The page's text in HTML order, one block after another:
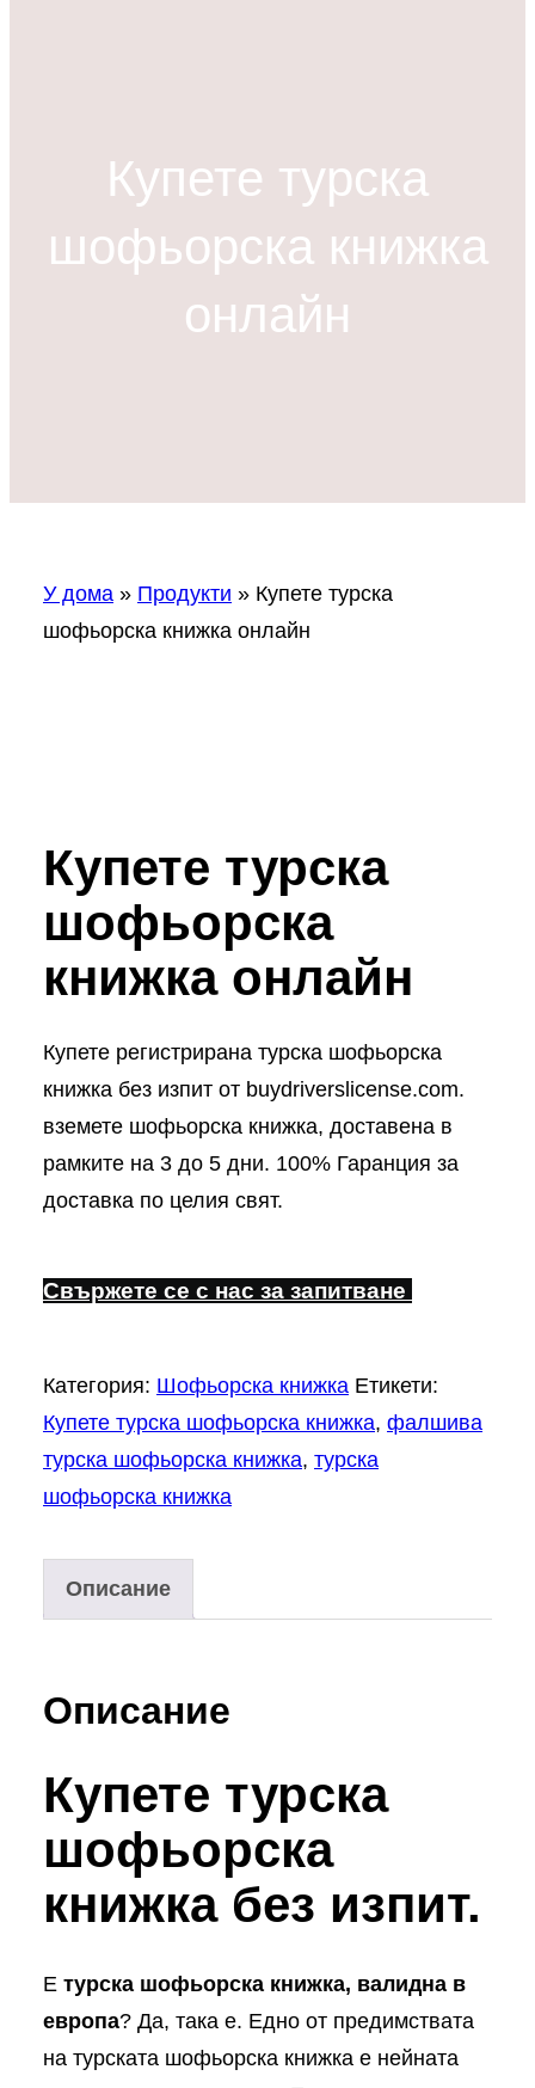
Купете турска
шофьорска книжка
онлайн
У дома » Продукти » Купете турска
шофьорска книжка онлайн
Купете турска
шофьорска
книжка онлайн
Купете регистрирана турска шофьорска
книжка без изпит от buydriverslicense.com.
вземете шофьорска книжка, доставена в
рамките на 3 до 5 дни. 100% Гаранция за
доставка по целия свят.
Свържете се с нас за запитване
Категория: Шофьорска книжка Етикети:
Купете турска шофьорска книжка, фалшива
турска шофьорска книжка, турска
шофьорска книжка
Описание
Описание
Купете турска
шофьорска
книжка без изпит.
Е турска шофьорска книжка, валидна в
европа? Да, така е. Едно от предимствата
на турската шофьорска книжка е нейната